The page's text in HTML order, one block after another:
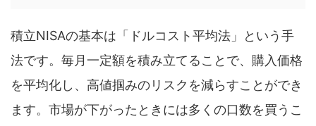
積立NISAの基本は「ドルコスト平均法」という手
法です。毎月一定額を積み立てることで、購入価格
を平均化し、高値掴みのリスクを減らすことができ
ます。市場が下がったときには多くの口数を買うこ